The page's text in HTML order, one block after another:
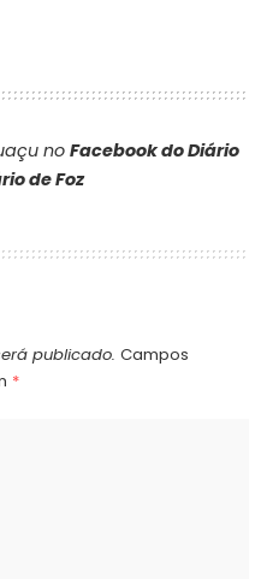
no Facebook do Diário
de Foz
publicado. Campos
*